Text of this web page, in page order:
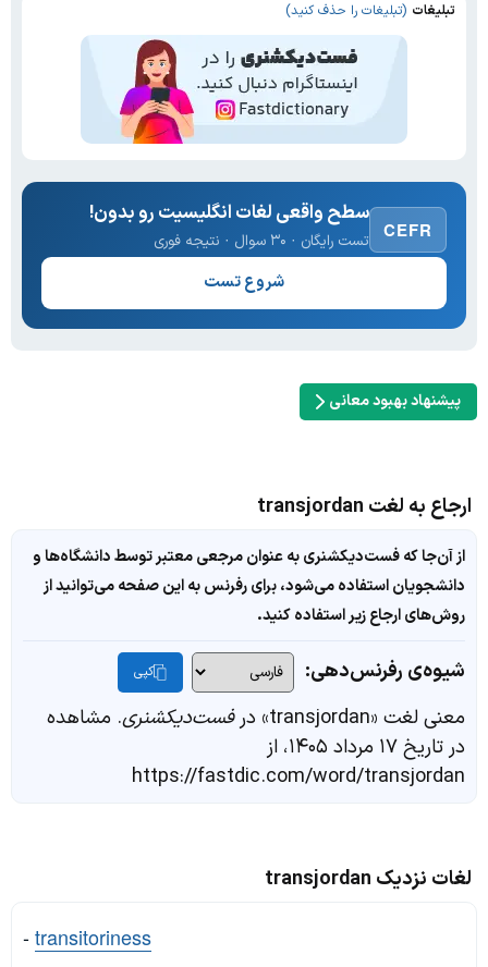
تبلیغات (تبلیغات را حذف کنید)
CEFR
سطح واقعی لغات انگلیسیت رو بدون!
تست رایگان · ۳۰ سوال · نتیجه فوری
شروع تست
پیشنهاد بهبود معانی
ارجاع به لغت transjordan
از آن‌جا که فست‌دیکشنری به عنوان مرجعی معتبر توسط دانشگاه‌ها و
دانشجویان استفاده می‌شود، برای رفرنس به این صفحه می‌توانید از
روش‌های ارجاع زیر استفاده کنید.
شیوه‌ی رفرنس‌دهی: کپی
معنی لغت «transjordan» در فست‌دیکشنری. مشاهده
در تاریخ ۱۷ مرداد ۱۴۰۵، از
https://fastdic.com/word/transjordan
لغات نزدیک transjordan
-transitoriness